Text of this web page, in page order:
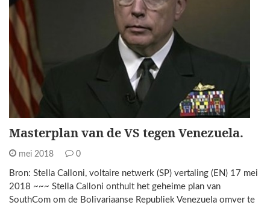
Masterplan van de VS tegen Venezuela.
mei 2018 0
Bron: Stella Calloni, voltaire netwerk (SP) vertaling (EN) 17 mei
2018 ~~~ Stella Calloni onthult het geheime plan van
SouthCom om de Bolivariaanse Republiek Venezuela omver te